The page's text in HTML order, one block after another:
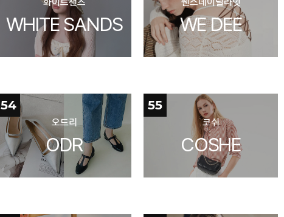
WHITE SANDS WE DEE
54
오드리
ODR
55
코쉬
COSHE